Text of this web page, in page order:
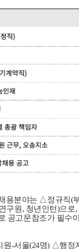
용분야는 △정규직(
구원 , 청년인턴)으로,
공고문참조가 필수
원-서울(24명) △행정